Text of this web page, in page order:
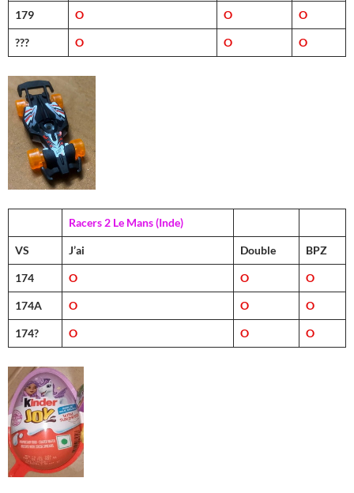
179 O O O
??? O O O
Racers 2 Le Mans (Inde)
VS J’ai Double BPZ
174 O O O
174A O O O
174? O O O